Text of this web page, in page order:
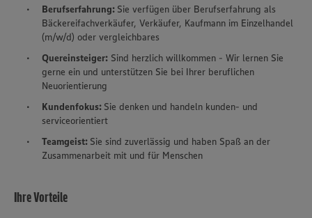
Berufserfahrung: Sie verfügen über Berufserfahrung als
Bäckereifachverkäufer, Verkäufer, Kaufmann im Einzelhandel
(m/w/d) oder vergleichbares
Quereinsteiger: Sind herzlich willkommen - Wir lernen Sie
gerne ein und unterstützen Sie bei Ihrer beruflichen
Neuorientierung
Kundenfokus: Sie denken und handeln kunden- und
serviceorientiert
Teamgeist: Sie sind zuverlässig und haben Spaß an der
Zusammenarbeit mit und für Menschen
Ihre Vorteile